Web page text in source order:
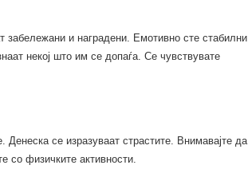
забележани и наградени. Емотивно сте стабилни
некој што им се допаѓа. Се чувствувате
се изразуваат страстите. Внимавајте да
со физичките активности.